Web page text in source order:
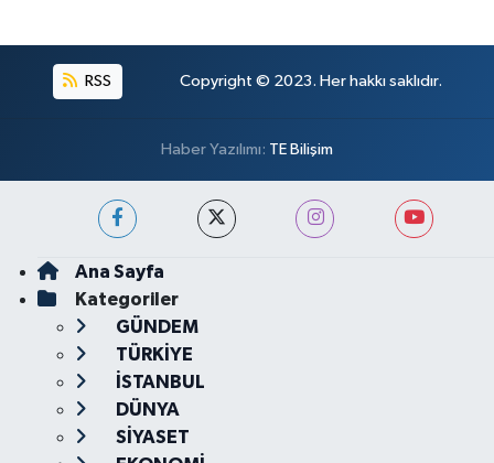
RSS Copyright © 2023. Her hakkı saklıdır.
Haber Yazılımı: TE Bilişim
Ana Sayfa
Kategoriler
GÜNDEM
TÜRKİYE
İSTANBUL
DÜNYA
SİYASET